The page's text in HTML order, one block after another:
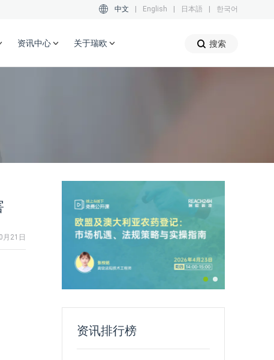
中文 English 日本語 한국어
资讯中心 关于瑞欧 搜索
月21日
资讯排行榜